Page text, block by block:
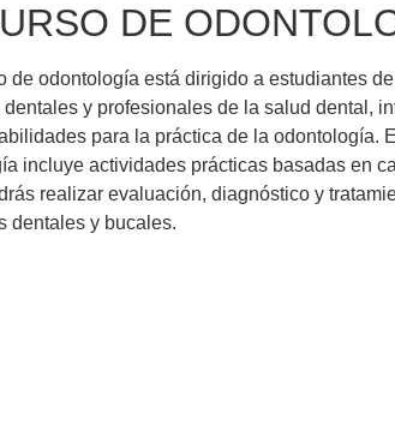
DE
de odontología está dirigido a estudiantes
y profesionales de la salud dental,
para la práctica de la odontología.
incluye actividades prácticas basadas en
realizar evaluación, diagnóstico y
dentales y bucales.